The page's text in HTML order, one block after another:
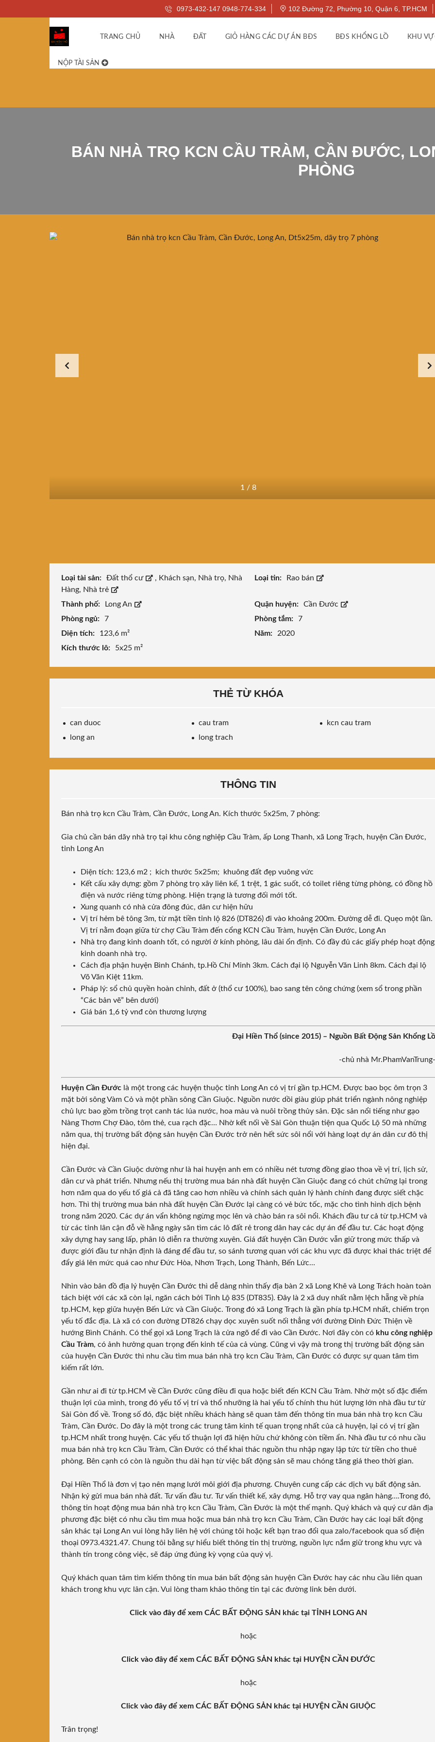
0973-432-147 0948-774-334 102 Đường 72, Phường 10, Quận 6, TP.HCM
TRANG CHỦ NHÀ ĐẤT GIỎ HÀNG CÁC DỰ ÁN BĐS BĐS KHỔNG LỒ KHU
NỘP TÀI SẢN
BÁN NHÀ TRỌ KCN CẦU TRÀM, CẦN ĐƯỚC,
PHÒNG
1 / 8
Loại tài sản: Đất thổ cư , Khách sạn, Nhà trọ, Nhà
Hàng, Nhà trẻ
Loại tin: Rao bán
Thành phố: Long An Quận huyện:
Cần Đước
Phòng ngủ:
7 Phòng tắm:
7
Diện tích:
123,6 m² Năm:
2020
Kích thước lô:
5x25 m²
THẺ TỪ KHÓA
can duoc cau tram
kcn cau tram
long an
long trach
THÔNG TIN
Bán nhà trọ kcn Cầu Tràm, Cần Đước, Long An. Kích thước 5x25m, 7 phòng:
Gia chủ cần bán dãy nhà trọ tại khu công nghiệp Cầu Tràm, ấp Long Thanh, xã Long Trạch, huyện Cần Đước,
tỉnh Long An
Diện tích: 123,6 m2 ; kích thước 5x25m; khuông đất đẹp vuông vức
Kết cấu xây dựng: gồm 7 phòng trọ xây liên kế, 1 trệt, 1 gác suốt, có toilet riêng từng phòng, có đồng hồ
điện và nước riêng từng phòng. Hiện trạng là tương đối mới tốt.
Xung quanh có nhà cửa đông đúc, dân cư hiện hữu
Vị trí hẻm bê tông 3m, từ mặt tiền tỉnh lộ 826 (DT826) đi vào khoảng 200m. Đường dễ đi. Quẹo một lần.
Vị trí nằm đoạn giữa từ chợ Cầu Tràm đến cổng KCN Cầu Tràm, huyện Cần Đước, Long An
Nhà trọ đang kinh doanh tốt, có người ở kính phòng, lâu dài ổn định. Có đầy đủ các giấy phép hoạt động
kinh doanh nhà trọ.
Cách địa phận huyện Bình Chánh, tp.Hồ Chí Minh 3km. Cách đại lộ Nguyễn Văn Linh 8km. Cách đại lộ
Võ Văn Kiệt 11km.
Pháp lý: sổ chủ quyền hoàn chỉnh, đất ở (thổ cư 100%), bao sang tên công chứng (xem sổ trong phần
“Các bản vẽ” bên dưới)
Giá bán 1,6 tỷ vnđ còn thương lượng
Đại Hiền Thổ (since 2015) – Nguồn Bất Động Sản Khổng Lồ
-chủ nhà Mr.PhamVanTrung-
Huyện Cần Đước là một trong các huyện thuộc tỉnh Long An có vị trí gần tp.HCM. Được bao bọc ôm trọn 3
mặt bởi sông Vàm Cỏ và một phần sông Cần Giuộc. Nguồn nước dồi giàu giúp phát triển ngành nông nghiệp
chủ lực bao gồm trồng trọt canh tác lúa nước, hoa màu và nuôi trồng thủy sản. Đặc sản nổi tiếng nhưgạo
Nàng Thơm Chợ Đào, tôm thẻ, cua rạch đặc… Nhờ kết nối về Sài Gòn thuận tiện qua Quốc Lộ 50 mà những
năm qua, thị trường bất động sản huyện Cần Đước trở nên hết sức sôi nổi với hàng loạt dự án dân cư đô thị
hiện đại.
Cần Đước và Cần Giuộc dường như là hai huyện anh em có nhiều nét tương đồng giao thoa về vị trí, lịch sử,
dân cư và phát triển. Nhưng nếu thị trường mua bán nhà đất huyện Cần Giuộc đang có chút chững lại trong
hơn năm qua do yếu tố giá cả đã tăng cao hơn nhiều và chính sách quản lý hành chính đang được siết chặc
hơn. Thì thị trường mua bán nhà đất huyện Cần Đước lại càng có vẻ bức tốc, mặc cho tình hình dịch bệnh
trong năm 2020. Các dự án vẩn không ngừng mọc lên và chào bán ra sôi nổi. Khách đầu tư cả từ tp.HCM và
từ các tỉnh lân cận đỗ về hằng ngày săn tìm các lô đất rẻ trong dân hay các dự án để đầu tư. Các hoạt động
xây dựng hay sang lấp, phân lô diễn ra thường xuyên. Giá đất huyện Cần Đước vẫn giữ trong mức thấp và
được giới đầu tư nhận định là đáng để đầu tư, so sánh tương quan với các khu vực đã được khai thác triệt để
đẩy giá lên mức quá cao như Đức Hòa, Nhơn Trạch, Long Thành, Bến Lức…
Nhìn vào bản đồ địa lý huyện Cần Đước thì dễ dàng nhìn thấy địa bàn 2 xã Long Khê và Long Trách hoàn toàn
tách biệt với các xã còn lại, ngăn cách bởi Tỉnh Lộ 835 (DT835). Đây là 2 xã duy nhất nằm lệch hẵng về phía
tp.HCM, kẹp giữa huyện Bến Lức và Cần Giuộc. Trong đó xã Long Trạch là gần phía tp.HCM nhất, chiếm trọn
yếu tố đắc địa. Là xã có con đường DT826 chạy dọc xuyên suốt nối thẳng với đường Đinh Đức Thiện về
hướng Bình Chánh. Có thể gọi xã Long Trạch là cửa ngõ để đi vào Cần Đước. Nơi đây còn có khu công nghiệp
Cầu Tràm, có ảnh hưởng quan trọng đến kinh tế của cả vùng. Cũng vì vậy mà trong thị trường bất động sản
của huyện Cần Đước thì nhu cầu tìm mua bán nhà trọ kcn Cầu Tràm, Cần Đước có được sự quan tâm tìm
kiếm rất lớn.
Gần như ai đi từ tp.HCM về Cần Đước cũng điều đi qua hoặc biết đến KCN Cầu Tràm. Nhờ một số đặc điểm
thuận lợi của mình, trong đó yếu tố vị trí và thổ nhưỡng là hai yếu tố chính thu hút lượng lớn nhà đầu tư từ
Sài Gòn đổ về. Trong số đó, đặc biệt nhiều khách hàng sẽ quan tâm đến thông tin mua bán nhà trọ kcn Cầu
Tràm, Cần Đước. Do đây là một trong các trung tâm kinh tế quan trọng nhất của cả huyện, lại có vị trí gần
tp.HCM nhất trong huyện. Các yếu tố thuận lợi đã hiện hữu chứ không còn tiềm ẩn. Nhà đầu tư có nhu cầu
mua bán nhà trọ kcn Cầu Tràm, Cần Đước có thể khai thác nguồn thu nhập ngay lập tức từ tiền cho thuê
phòng. Bên cạnh có còn là nguồn thu dài hạn từ việc bất động sản sẽ mau chóng tăng giá theo thời gian.
Đại Hiền Thổ là đơn vị tạo nên mạng lưới môi giới địa phương. Chuyên cung cấp các dịch vụ bất động sản.
Nhận ký gửi mua bán nhà đất. Tư vấn đầu tư. Tư vấn thiết kế, xây dựng. Hỗ trợ vay qua ngân hàng….Trong đó,
thông tin hoạt động mua bán nhà trọ kcn Cầu Tràm, Cần Đước là một thế mạnh. Quý khách và quý cư dân địa
phương đặc biệt có nhu cầu tìm mua hoặc mua bán nhà trọ kcn Cầu Tràm, Cần Đước hay các loại bất động
sản khác tại Long An vui lòng hãy liên hệ với chúng tôi hoặc kết bạn trao đổi qua zalo/facebook qua số điện
thoại 0973.4321.47. Chung tôi bằng sự hiểu biết thông tin thị trường, nguồn lực nắm giữ trong khu vực và
thành tín trong công việc, sẽ đáp ứng đúng kỳ vọng của quý vị.
Quý khách quan tâm tìm kiếm thông tin mua bán bất động sản huyện Cần Đước hay các nhu cầu liên quan
khách trong khu vực lân cận. Vui lòng tham khảo thông tin tại các đường link bên dưới.
Click vào đây để xem CÁC BẤT ĐỘNG SẢN khác tại TỈNH LONG AN
hoặc
Click vào đây để xem CÁC BẤT ĐỘNG SẢN khác tại HUYỆN CẦN ĐƯỚC
hoặc
Click vào đây để xem CÁC BẤT ĐỘNG SẢN khác tại HUYỆN CẦN GIUỘC
Trân trọng!